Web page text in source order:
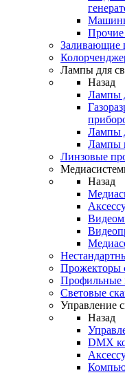
Прочие
Заливающие
Лампы для
Назад
Лампы
Лампы
Лампы
Линзовые
Назад
Прожекторы
Профильные
Световые
Управление
Назад
DMX